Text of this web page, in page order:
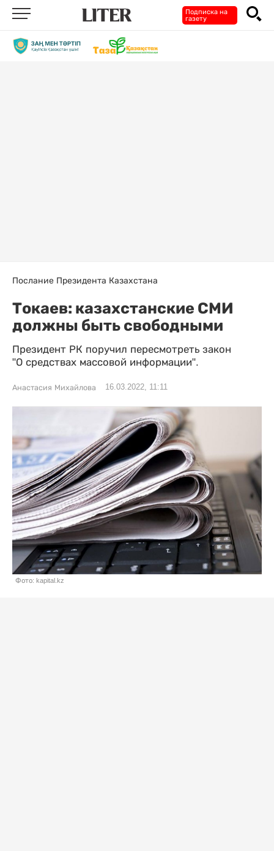
Подписка на
газету
Послание Президента Казахстана
Токаев: казахстанские СМИ
должны быть свободными
Президент РК поручил пересмотреть закон
"О средствах массовой информации".
Анастасия Михайлова 16.03.2022, 11:11
Фото: kapital.kz